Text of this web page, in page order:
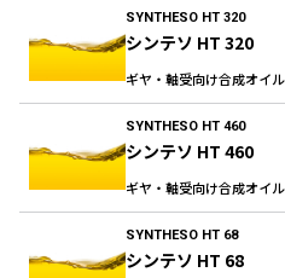
SYNTHESO HT 320
シンテソ HT 320
ギヤ・軸受向け合成オイル
SYNTHESO HT 460
シンテソ HT 460
ギヤ・軸受向け合成オイル
SYNTHESO HT 68
シンテソ HT 68